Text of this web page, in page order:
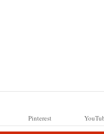
Pinterest